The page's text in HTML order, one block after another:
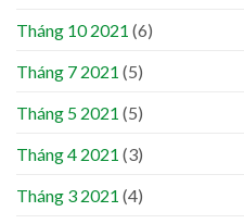
Tháng 10 2021 (6)
Tháng 7 2021 (5)
Tháng 5 2021 (5)
Tháng 4 2021 (3)
Tháng 3 2021 (4)